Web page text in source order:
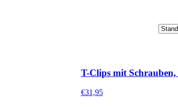
T-Clips mit
€31,95